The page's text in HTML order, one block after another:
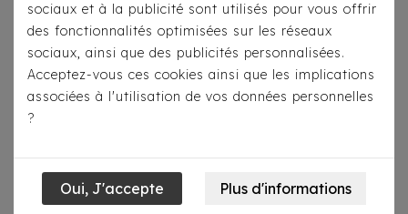
sociaux et à la publicité sont utilisés pour vous offrir
des fonctionnalités optimisées sur les réseaux
sociaux, ainsi que des publicités personnalisées.
Acceptez-vous ces cookies ainsi que les implications
associées à l'utilisation de vos données personnelles
?